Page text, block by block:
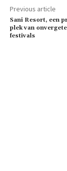
Previous article
Sani Resort, een
plek van
festivals